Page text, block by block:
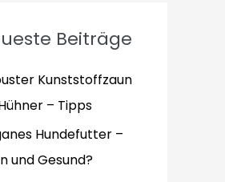
Beiträge
Kunststoffzaun
– Tipps
Hundefutter –
und Gesund?